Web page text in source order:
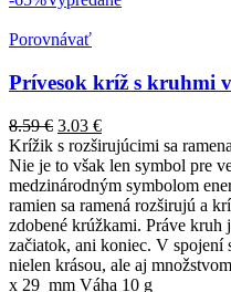
Porovnávať
Prívesok kríž s kruhmi
8.59€ 3.03 €
Krížik s rozširujúcimi sa
Nie je to však len symbol pre
medzinárodným symbolom
ramien sa ramená rozširujú a
zdobené krúžkami. Práve kruh
začiatok, ani koniec. V
nielen krásou, ale aj
x 29 mm Váha 10 g